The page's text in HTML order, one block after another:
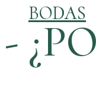
BODAS
-